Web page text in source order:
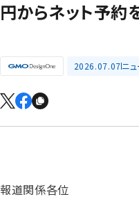
円からネット予約
2026.07.07ニュ
報道関係各位